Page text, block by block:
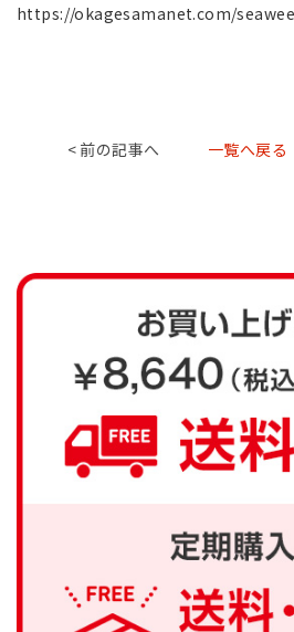
https://okagesamanet.com/
< 前の記事へ 一覧へ戻る